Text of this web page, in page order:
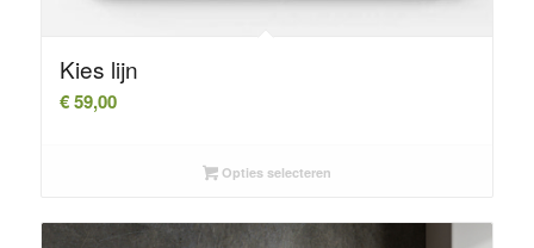
Kies lijn
€59,00
Opties selecteren